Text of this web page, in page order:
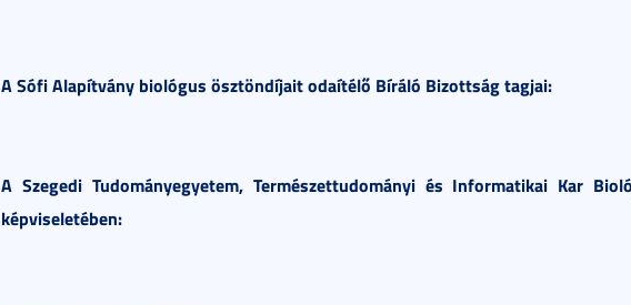
A Sófi Alapítvány biológus ösztöndíjait odaítélő Bíráló Bizottság tagjai:
A Szegedi Tudományegyetem, Természettudományi és Informatikai Kar
képviseletében: